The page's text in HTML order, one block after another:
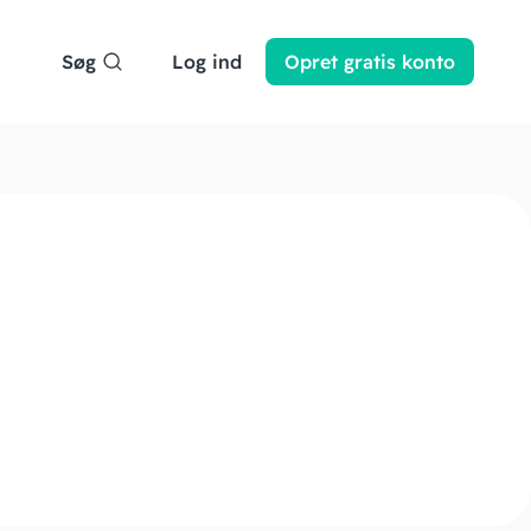
Søg Log ind Opret gratis konto